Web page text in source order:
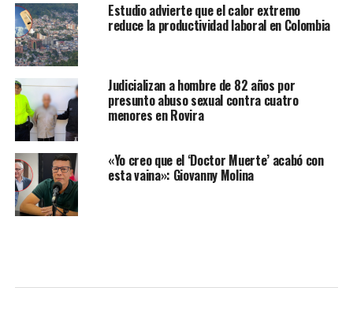
Estudio advierte que el calor extremo
reduce la productividad laboral en Colombia
Judicializan a hombre de 82 años por
presunto abuso sexual contra cuatro
menores en Rovira
«Yo creo que el ‘Doctor Muerte’ acabó con
esta vaina»: Giovanny Molina